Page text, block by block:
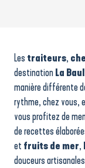
Chef privé - Le Pivert
Crêperie à domicile -
Les Krapados Restaurant
Bon X Nino
Auberge de Kerhinet
Les Délices d'Adèle
Maman aussi est en
La Guinguette Piriacaise
Restaurant - La Cale
Les traiteurs,
destinationLa
manière différente
rythme, chez vous,
vous profitez de
de recettes
et fruits de mer,
douceurs